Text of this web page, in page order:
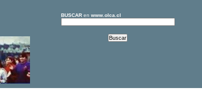
BUSCARen www.olca.cl